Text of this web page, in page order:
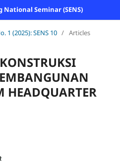
Seminar (SENS)
1 (2025): SENS 10 / Articles
HEADQUARTER